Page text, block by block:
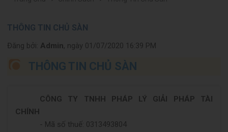
THÔNG TIN CHỦ SÀN
Đăng bởi: Admin, ngày 01/07/2020 16:39 PM
THÔNG TIN CHỦ SÀN
CÔNG TY TNHH PHÁP LÝ GIẢI PHÁP TÀI
CHÍNH
- Mã số thuế: 0313493804